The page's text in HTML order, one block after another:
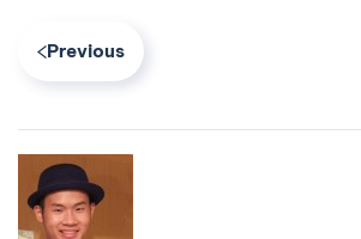
Previous